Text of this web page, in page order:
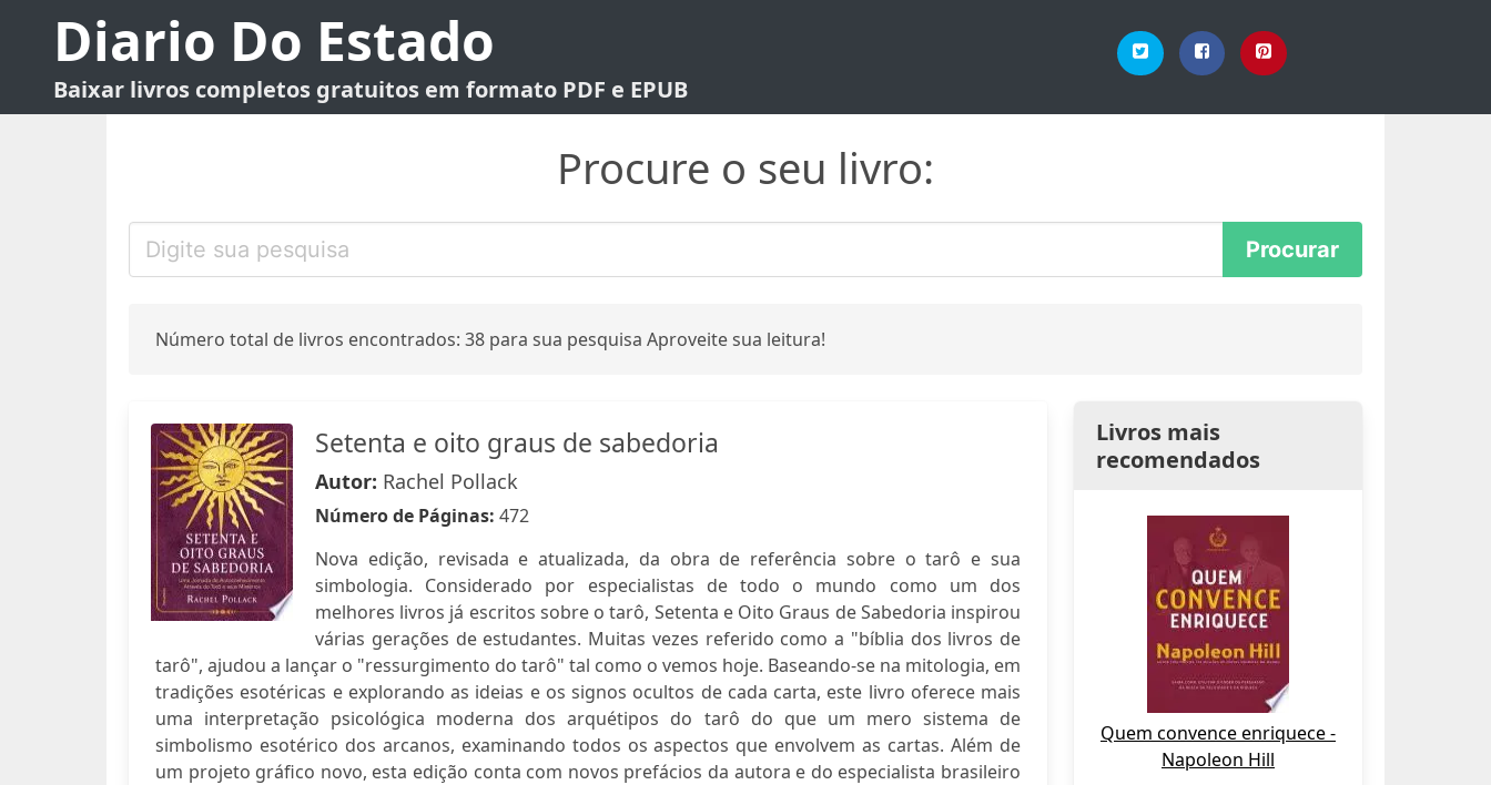
Diario Do Estado
Baixar livros completos gratuitos em formato PDF e EPUB
Procure o seu livro:
Número total de livros encontrados: 38 para sua pesquisa Aproveite sua leitura!
Setenta e oito graus de sabedoria
Autor: Rachel Pollack
Número de Páginas: 472
Nova edição, revisada e atualizada, da obra de referência sobre o tarô e sua
simbologia. Considerado por especialistas de todo o mundo como um dos
melhores livros já escritos sobre o tarô, Setenta e Oito Graus de Sabedoria inspirou
várias gerações de estudantes. Muitas vezes referido como a "bíblia dos livros de
tarô", ajudou a lançar o "ressurgimento do tarô" tal como o vemos hoje. Baseando-se na mitologia, em
tradições esotéricas e explorando as ideias e os signos ocultos de cada carta, este livro oferece mais
uma interpretação psicológica moderna dos arquétipos do tarô do que um mero sistema de
simbolismo esotérico dos arcanos, examinando todos os aspectos que envolvem as cartas. Além de
um projeto gráfico novo, esta edição conta com novos prefácios da autora e do especialista brasileiro
Livros mais
recomendados
Quem convence enriquece -
Napoleon Hill